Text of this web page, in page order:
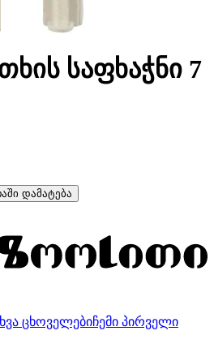
საფხაჭნი 7
დამატება
ცხოველებიჩემი პირველი